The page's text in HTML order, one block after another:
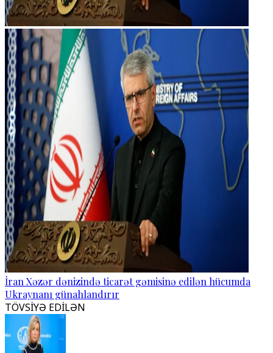
İran Xəzər dənizində ticarət gəmisinə edilən hücumda
Ukraynanı günahlandırır
TÖVSİYƏ EDİLƏN